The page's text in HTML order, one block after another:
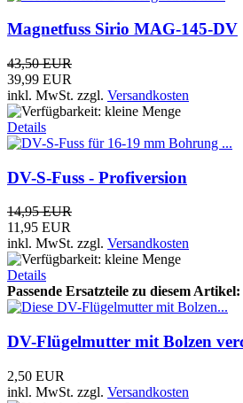
Magnetfuss Sirio MAG-145-DV
43,50 EUR
39,99 EUR
inkl. MwSt. zzgl. Versandkosten
Details
DV-S-Fuss - Profiversion
14,95 EUR
11,95 EUR
inkl. MwSt. zzgl. Versandkosten
Details
Passende Ersatzteile zu diesem Artikel:
DV-Flügelmutter mit Bolzen
2,50 EUR
inkl. MwSt. zzgl. Versandkosten